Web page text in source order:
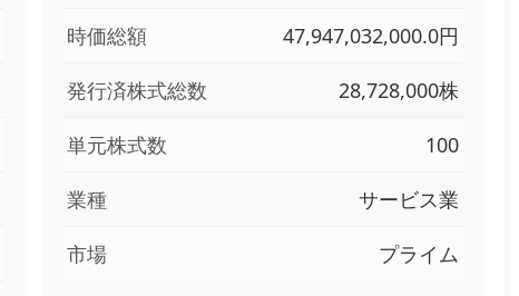
時価総額 47,947,032,000.0円
発行済株式総数 28,728,000株
単元株式数 100
業種 サービス業
市場 プライム